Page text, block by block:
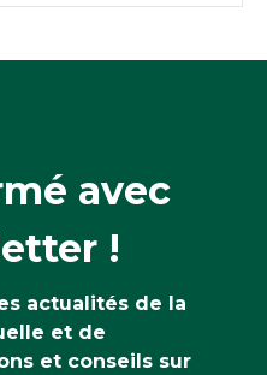
avec
!
actualités de la
et de
et conseils sur